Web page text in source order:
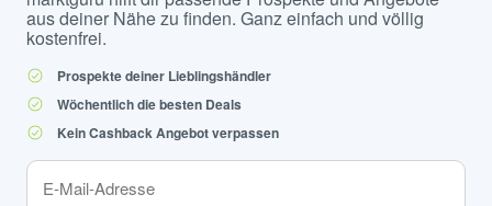
aus deiner Nähe zu finden. Ganz einfach und völlig
kostenfrei.
Prospekte deiner Lieblingshändler
Wöchentlich die besten Deals
Kein Cashback Angebot verpassen